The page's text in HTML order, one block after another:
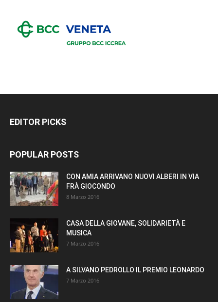
EDITOR PICKS
POPULAR POSTS
CON AMIA ARRIVANO NUOVI ALBERI IN VIA
FRÀ GIOCONDO
8 Marzo 2016
CASA DELLA GIOVANE, SOLIDARIETÀ E
MUSICA
7 Marzo 2016
A SILVANO PEDROLLO IL PREMIO LEONARDO
7 Marzo 2016